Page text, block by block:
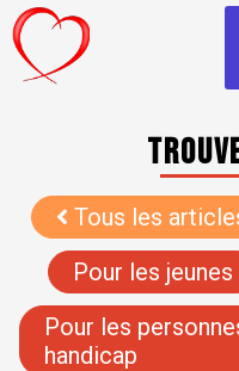
Tous les
Pour les jeunes
Pour les
handicap